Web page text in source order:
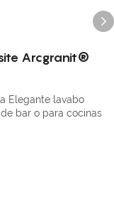
Arcgranit®
Elegante lavabo
bar o para cocinas